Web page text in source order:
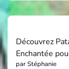
Découvrez
Enchantée
par Stéphanie